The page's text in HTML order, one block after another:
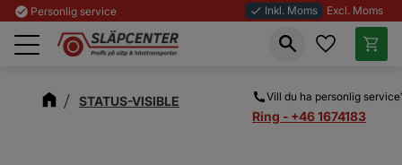
Meny
check_circle Personlig service done Inkl. Moms Excl. Moms
Vill du ha personlig
Ring - +46 1674183
Favoriter
STATUS-VISIBLE